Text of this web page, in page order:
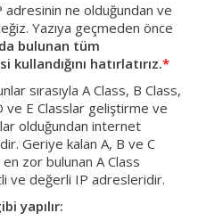
ne olduğundan ve
Yazıya geçmeden önce
bulunan tüm
hatırlatırız.*
sırasıyla A Class, B Class,
ve E Classlar geliştirme ve
olduğundan internet
Geriye kalan A, B ve C
zor bulunan A Class
ve değerli IP adresleridir.
yapılır: